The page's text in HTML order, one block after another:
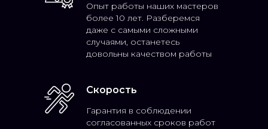
Опыт работы наших мастеров
более 10 лет. Разберемся
даже с самыми сложными
случаями, останетесь
довольны качеством работы
Скорость
Гарантия в соблюдении
согласованных сроков работ